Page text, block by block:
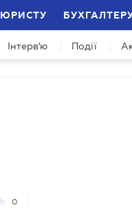
ЮРИСТУ
Інтерв'ю Події
0